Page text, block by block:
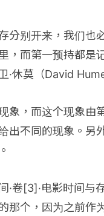
分别开来，我们也
，而第一预持都
·休莫（David
象，而这个现象由
出不同的现象。另
卷[3]‧电影时间与
那个，因为之前作